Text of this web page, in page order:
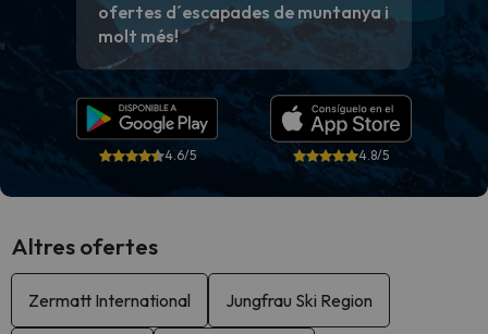
ofertes d´escapades de muntanya i
molt més!
4.6/5 4.8/5
Altres ofertes
Zermatt International Jungfrau Ski Region